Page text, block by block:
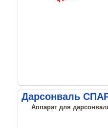
Дарсонваль
Аппарат для